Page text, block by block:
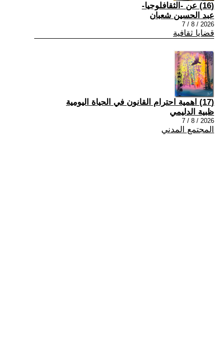
(16) عن -الثقافلوجيا-
عبد الحسين شعبان
2026 / 8 / 7
قضايا ثقافية
(17) اهمية احترام القانون في الحياة اليومية
ظبية الدليمي
2026 / 8 / 7
المجتمع المدني